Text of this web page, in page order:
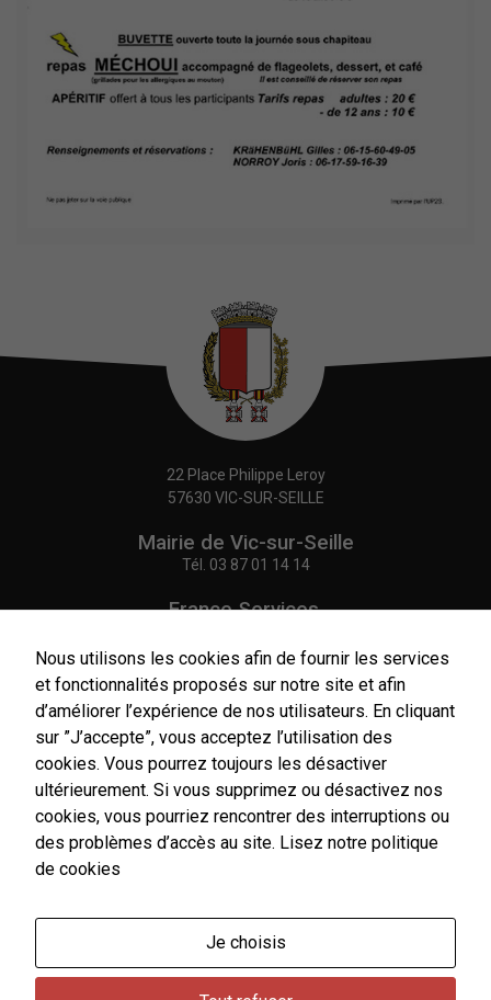
22 Place Philippe Leroy
57630 VIC-SUR-SEILLE
Mairie de Vic-sur-Seille
Tél. 03 87 01 14 14
France Services,
Tél.03 87 86 41 48
NOUS CONTACTER
Horaires
d'ouverture
Un service de secrétariat de mairie de premier niveau
est assuré par l'agent d'accueil de France Services le
Nous utilisons les cookies afin de fournir les services
et fonctionnalités proposés sur notre site et afin
d’améliorer l’expérience de nos utilisateurs. En cliquant
sur ”J’accepte”, vous acceptez l’utilisation des
cookies. Vous pourrez toujours les désactiver
ultérieurement. Si vous supprimez ou désactivez nos
cookies, vous pourriez rencontrer des interruptions ou
des problèmes d’accès au site. Lisez notre politique
de cookies
Je choisis
Nécessaires
Ces cookies
sont utiles au
internet.
Statistiques
Afin de vous
proposer des
évolutions et
d'établir des
statistiques,
Google
Analytics pour
l'établissement